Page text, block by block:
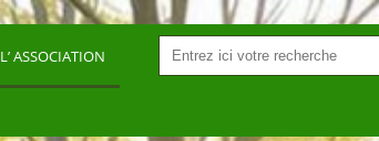
L’ ASSOCIATION